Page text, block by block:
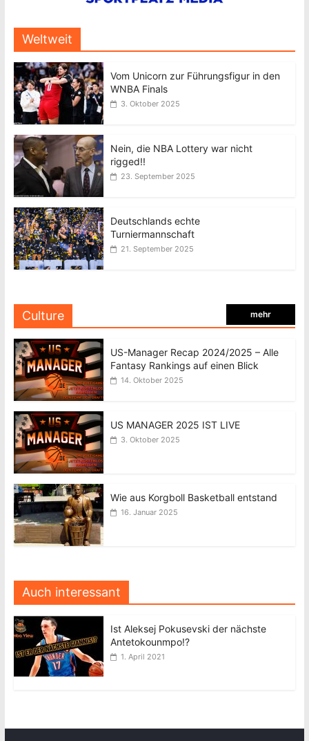
Weltweit
Vom Unicorn zur Führungsfigur in den
WNBA Finals
3. Oktober 2025
Nein, die NBA Lottery war nicht
rigged!!
23. September 2025
Deutschlands echte
Turniermannschaft
21. September 2025
Culture mehr
US-Manager Recap 2024/2025 – Alle
Fantasy Rankings auf einen Blick
14. Oktober 2025
US MANAGER 2025 IST LIVE
3. Oktober 2025
Wie aus Korgboll Basketball entstand
16. Januar 2025
Auch interessant
Ist Aleksej Pokusevski der nächste
Antetokounmpo!?
1. April 2021